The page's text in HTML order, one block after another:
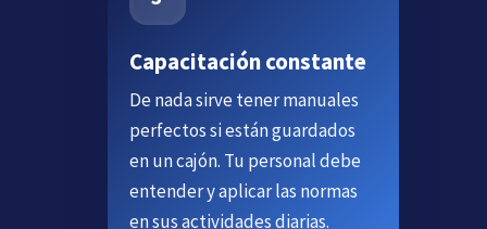
Capacitación constante
De nada sirve tener manuales
perfectos si están guardados
en un cajón. Tu personal debe
entender y aplicar las normas
en sus actividades diarias.